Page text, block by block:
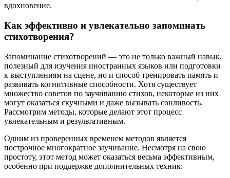
вдохновение.
Как эффективно и увлекательно запоминать
стихотворения?
Запоминание стихотворений — это не только важный навык,
полезный для изучения иностранных языков или подготовки
к выступлениям на сцене, но и способ тренировать память и
развивать когнитивные способности. Хотя существует
множество советов по заучиванию стихов, некоторые из них
могут оказаться скучными и даже вызывать сонливость.
Рассмотрим методы, которые делают этот процесс
увлекательным и результативным.
Одним из проверенных временем методов является
построчное многократное заучивание. Несмотря на свою
простоту, этот метод может оказаться весьма эффективным,
особенно при поддержке дополнительных техник: